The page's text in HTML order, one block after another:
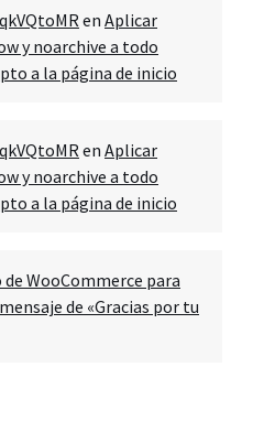
en Aplicar
y noarchive a todo
a la página de inicio
en Aplicar
y noarchive a todo
a la página de inicio
WooCommerce para
de «Gracias por tu